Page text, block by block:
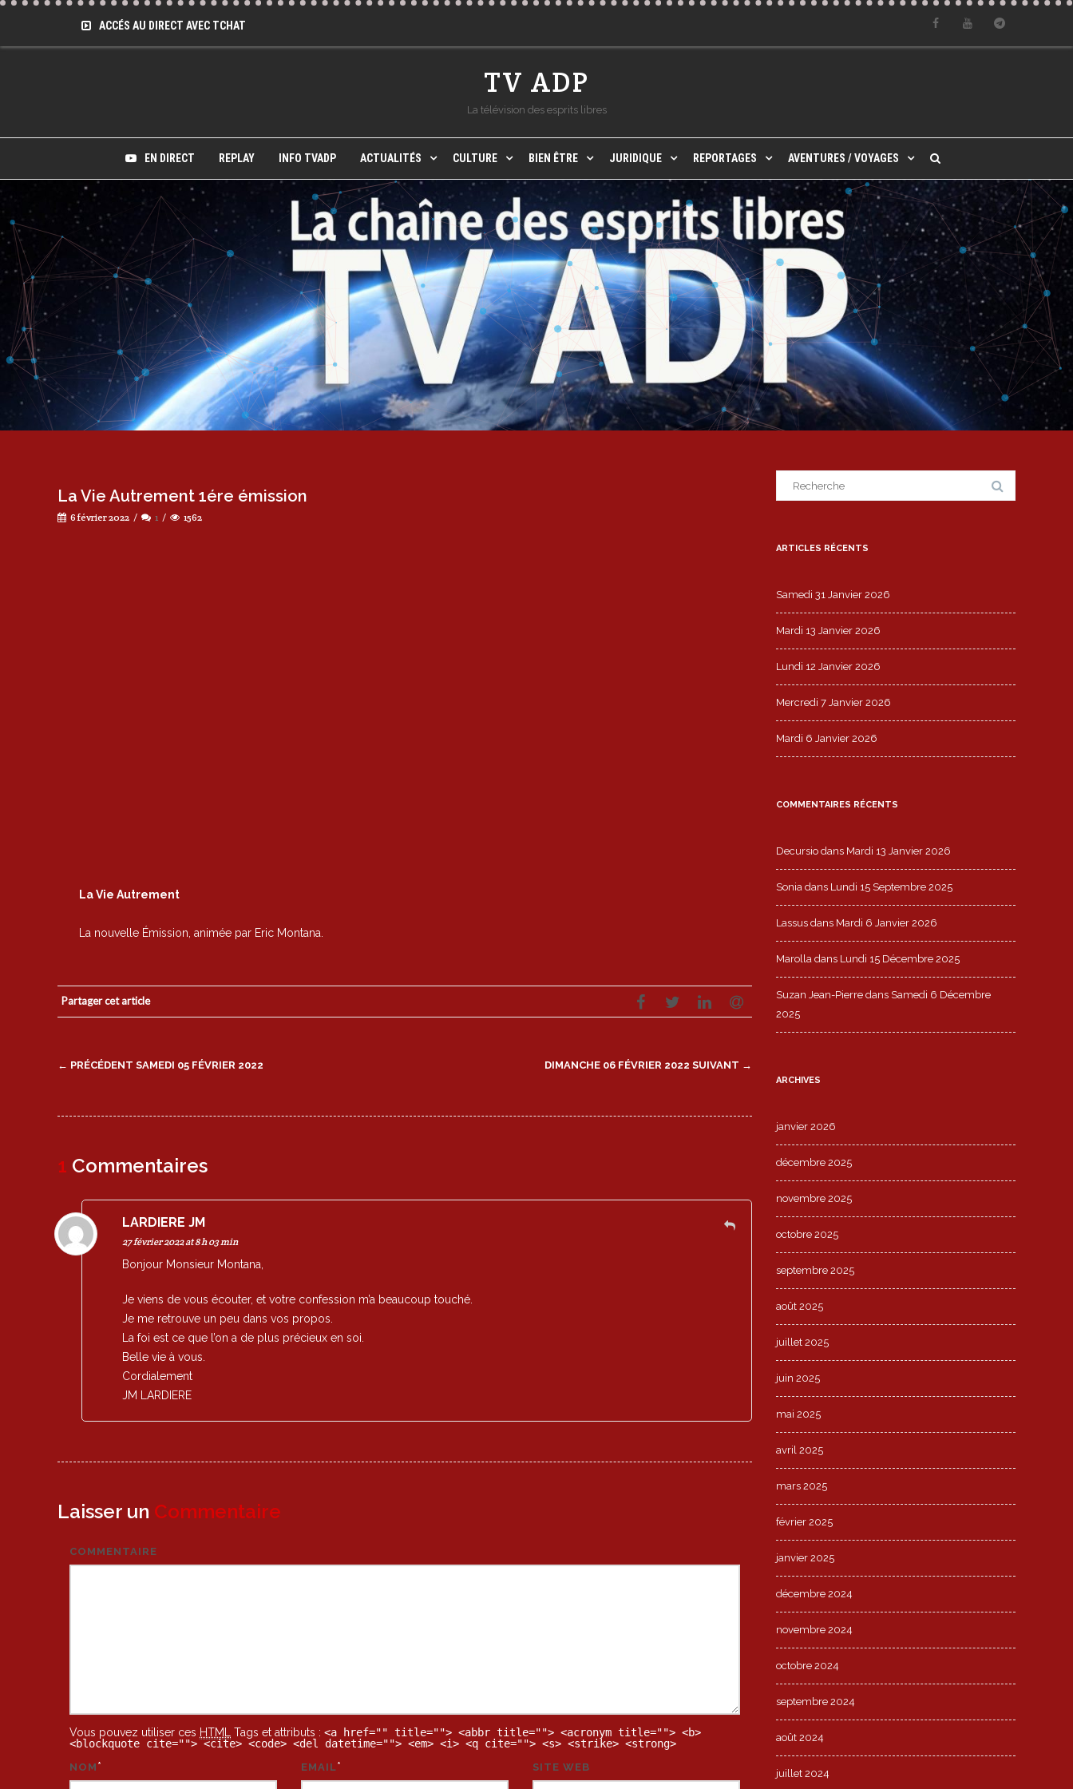
ACCÉS AU DIRECT AVEC TCHAT
TV ADP
La télévision des esprits libres
EN DIRECT REPLAY INFO TVADP ACTUALITÉS CULTURE BIEN ÊTRE JURIDIQUE REPORTAGES AVENTURES / VOYAGES
La Vie Autrement 1ére émission
6 février 2022 1 1562
La Vie Autrement
La nouvelle Émission, animée par Eric Montana.
Partager cet article
Post
← PRÉCÉDENT SAMEDI 05 FÉVRIER 2022 DIMANCHE 06 FÉVRIER 2022 SUIVANT →
1 Commentaires
LARDIERE JM
27 février 2022 at 8 h 03 min
Bonjour Monsieur Montana,
Je viens de vous écouter, et votre confession m’a beaucoup touché.
Je me retrouve un peu dans vos propos.
La foi est ce que l’on a de plus précieux en soi.
Belle vie à vous.
Cordialement
JM LARDIERE
Laisser un Commentaire
COMMENTAIRE
Vous pouvez utiliser ces HTML Tags et attributs : <a href="" title=""> <abbr title=""> <acronym title=""> <b>
<blockquote cite=""> <cite> <code> <del datetime=""> <em> <i> <q cite=""> <s> <strike> <strong>
NOM * EMAIL* SITE WEB
for:
ARTICLES RÉCENTS
Samedi 31 Janvier 2026
Mardi 13 Janvier 2026
Lundi 12 Janvier 2026
Mercredi 7 Janvier 2026
Mardi 6 Janvier 2026
COMMENTAIRES RÉCENTS
Decursio dans Mardi 13 Janvier 2026
Sonia dans Lundi 15 Septembre 2025
Lassus dans Mardi 6 Janvier 2026
Marolla dans Lundi 15 Décembre 2025
Suzan Jean-Pierre dans Samedi 6 Décembre
2025
ARCHIVES
janvier 2026
décembre 2025
novembre 2025
octobre 2025
septembre 2025
août 2025
juillet 2025
juin 2025
mai 2025
avril 2025
mars 2025
février 2025
janvier 2025
décembre 2024
novembre 2024
octobre 2024
septembre 2024
août 2024
juillet 2024